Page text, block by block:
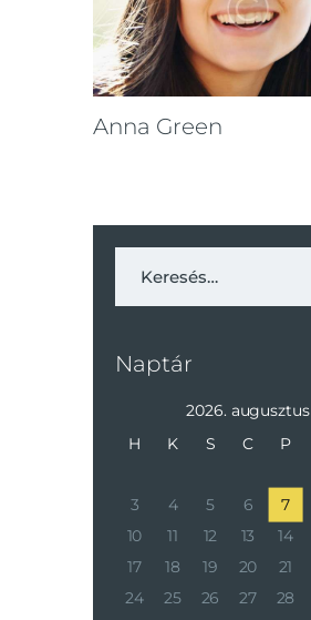
Anna Green
Naptár
2026. augusztus
H
K S C P
3
4 5 6 7
10
11 12 13 14
17
18 19 20 21
24
25 26 27 28